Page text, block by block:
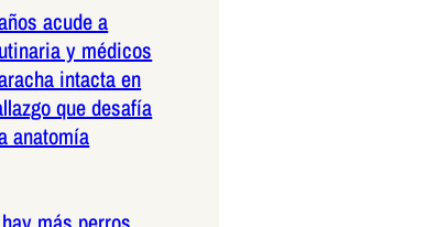
acude a
y médicos
intacta en
que desafía
anatomía